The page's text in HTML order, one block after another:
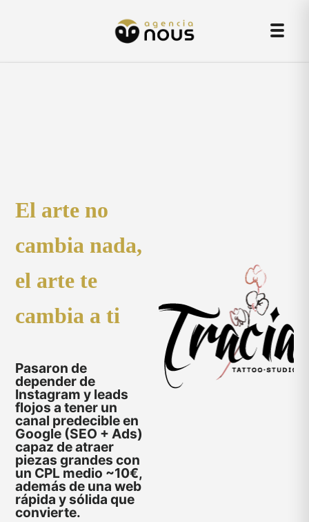
El arte no
cambia nada,
el arte te
cambia a ti
Pasaron de
depender de
Instagram y leads
flojos a tener un
canal predecible en
Google (SEO + Ads)
capaz de atraer
piezas grandes con
un CPL medio ~10€,
además de una web
rápida y sólida que
convierte.